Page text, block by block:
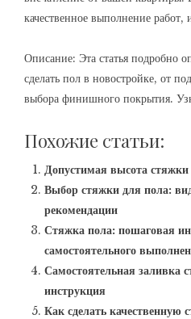
качественное выполнение работ,
Описание: Эта статья подробно
сделать пол в новостройке, от
выбора финишного покрытия.
Похожие статьи:
Допустимая высота
Выбор стяжки для пола:
рекомендации
Стяжка пола: пошаговая
самостоятельного
Самостоятельная заливка
инструкция
Как сделать качественную